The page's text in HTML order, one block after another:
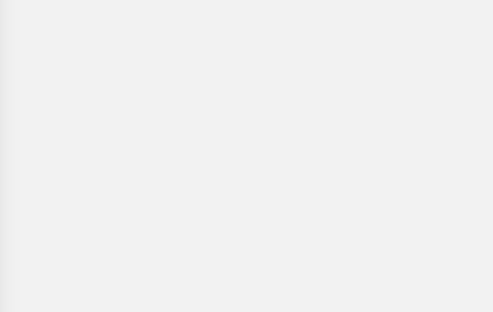
/